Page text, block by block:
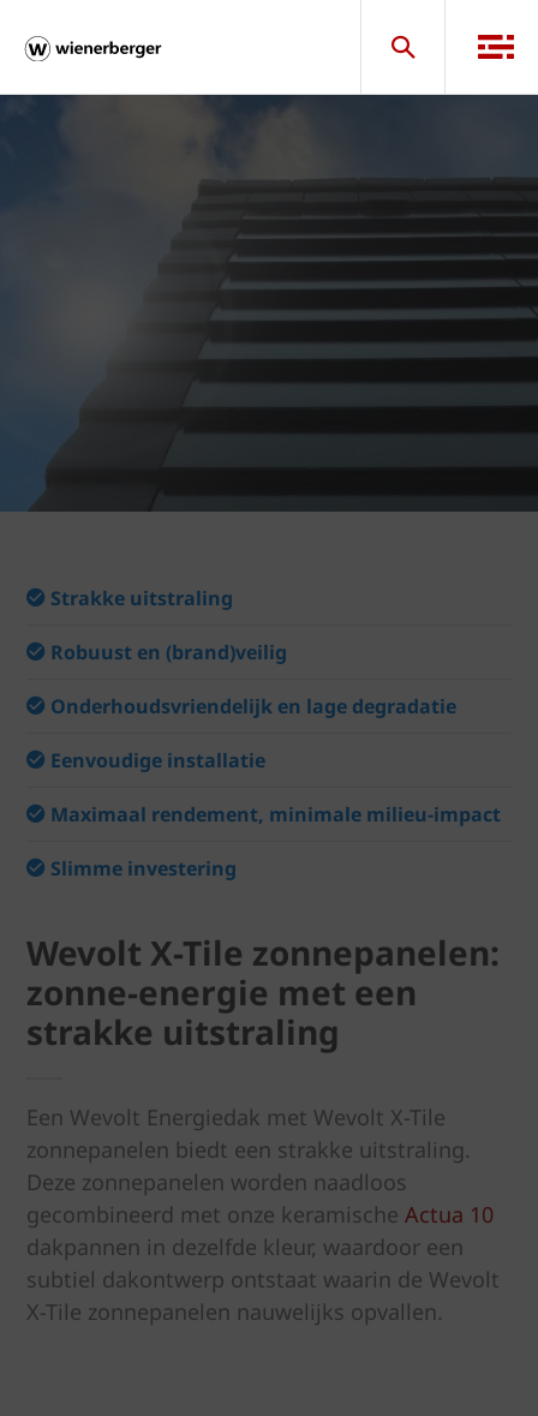
Strakke uitstraling
Robuust en (brand)veilig
Onderhoudsvriendelijk en lage degradatie
Eenvoudige installatie
Maximaal rendement, minimale milieu-impact
Slimme investering
Wevolt X-Tile zonnepanelen:
zonne-energie met een
strakke uitstraling
Een Wevolt Energiedak met Wevolt X-Tile
zonnepanelen biedt een strakke uitstraling.
Deze zonnepanelen worden naadloos
gecombineerd met onze keramische Actua 10
dakpannen in dezelfde kleur, waardoor een
subtiel dakontwerp ontstaat waarin de Wevolt
X-Tile zonnepanelen nauwelijks opvallen.